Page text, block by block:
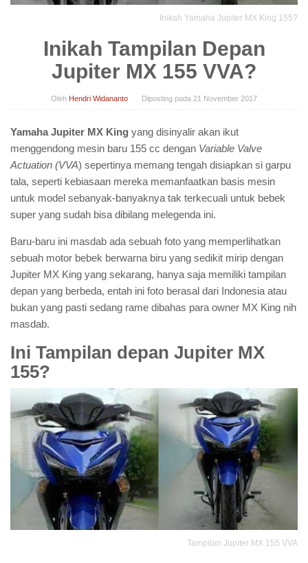
Inikah Yamaha Jupiter MX King 155?
Inikah Tampilan Depan
Jupiter MX 155 VVA?
Oleh Hendri Widananto Diposting pada 21 November 2017
Yamaha Jupiter MX King yang disinyalir akan ikut
menggendong mesin baru 155 cc dengan Variable Valve
Actuation (VVA) sepertinya memang tengah disiapkan si garpu
tala, seperti kebiasaan mereka memanfaatkan basis mesin
untuk model sebanyak-banyaknya tak terkecuali untuk bebek
super yang sudah bisa dibilang melegenda ini.
Baru-baru ini masdab ada sebuah foto yang memperlihatkan
sebuah motor bebek berwarna biru yang sedikit mirip dengan
Jupiter MX King yang sekarang, hanya saja memiliki tampilan
depan yang berbeda, entah ini foto berasal dari Indonesia atau
bukan yang pasti sedang rame dibahas para owner MX King nih
masdab.
Ini Tampilan depan Jupiter MX
155?
Tampilan Jupiter MX 155 VVA